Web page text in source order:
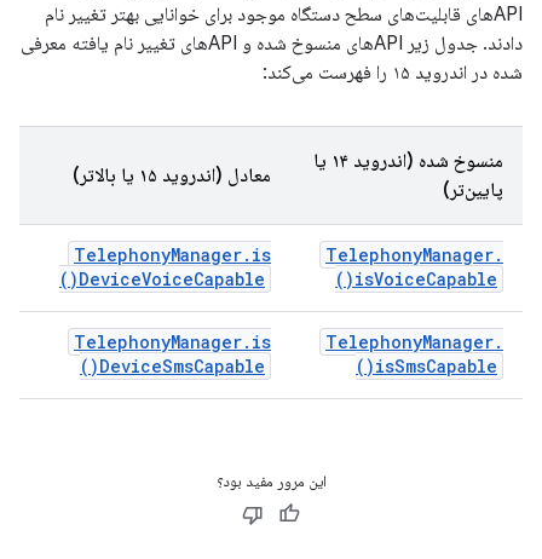
APIهای قابلیت‌های سطح دستگاه موجود برای خوانایی بهتر تغییر نام
دادند. جدول زیر APIهای منسوخ شده و APIهای تغییر نام یافته معرفی
شده در اندروید ۱۵ را فهرست می‌کند:
منسوخ شده (اندروید ۱۴ یا
پایین‌تر)
معادل (اندروید ۱۵ یا بالاتر)
TelephonyManager.
isVoiceCapable(
)
TelephonyManager. is
DeviceVoiceCapable(
)
TelephonyManager.
isSmsCapable(
)
TelephonyManager. is
DeviceSmsCapable(
)
این مرور مفید بود؟